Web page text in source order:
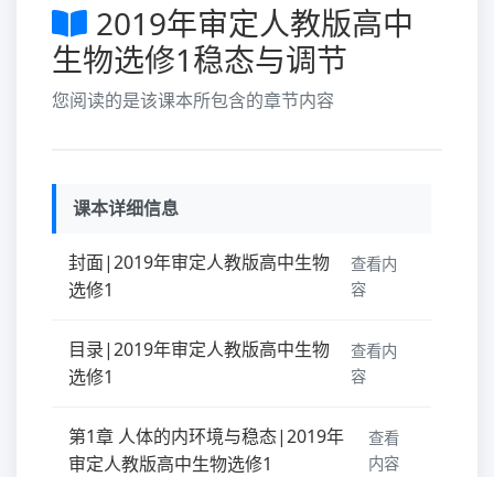
2019年审定人教版高中
生物选修1稳态与调节
您阅读的是该课本所包含的章节内容
课本详细信息
封面|2019年审定人教版高中生物
选修1
查看内
容
目录|2019年审定人教版高中生物
选修1
查看内
容
第1章 人体的内环境与稳态|2019年
审定人教版高中生物选修1
查看
内容